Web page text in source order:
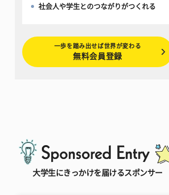
社会人や学生とのつながりがつくれる
一歩を踏み出せば世界が変わる
無料会員登録
大学生にきっかけを届けるスポンサー